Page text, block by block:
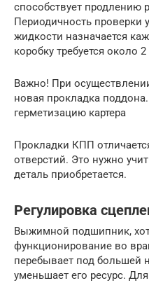
способствует продлению
Периодичность проверки
жидкости назначается
коробку требуется около
Важно! При
новая прокладка
герметизацию картера
Прокладки КПП
отверстий. Это нужно
деталь приобретается.
Регулировка
Выжимной подшипник,
функционирование во
перебывает под большей
уменьшает его ресурс.